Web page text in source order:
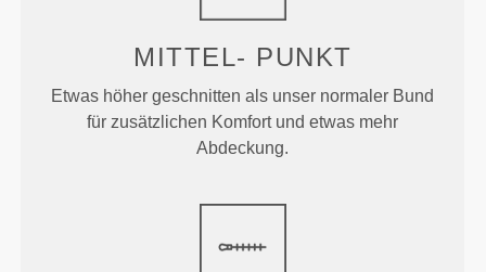
MITTEL- PUNKT
Etwas höher geschnitten als unser normaler Bund
für zusätzlichen Komfort und etwas mehr
Abdeckung.